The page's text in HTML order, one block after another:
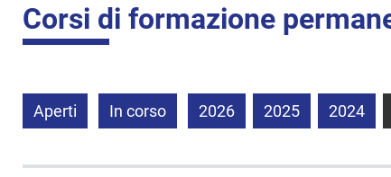
Corsi di formazione
Aperti In corso 2026 2025 2024